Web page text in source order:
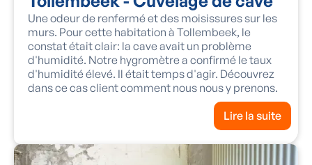
Une odeur de renfermé et des moisissures sur les
murs. Pour cette habitation à Tollembeek, le
constat était clair: la cave avait un problème
d'humidité. Notre hygromètre a confirmé le taux
d'humidité élevé. Il était temps d'agir. Découvrez
dans ce cas client comment nous nous y prenons.
Lire la suite